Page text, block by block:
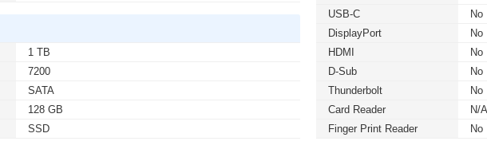
1 TB
7200
SATA
128 GB
SSD
USB-C
No
DisplayPort
No
HDMI
No
D-Sub
No
Thunderbolt
No
Card Reader
N/A
Finger Print Reader
No